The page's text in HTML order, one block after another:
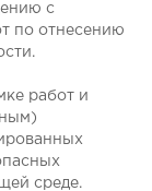
с
по отнесению
работ и
среде.